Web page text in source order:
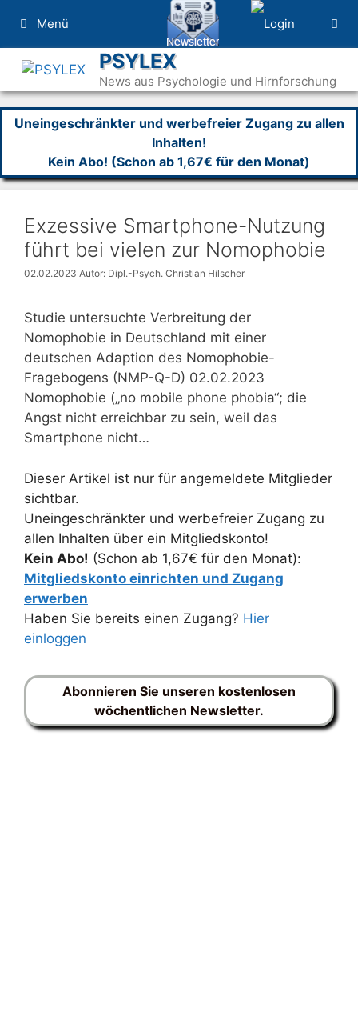
Inhalt
springen
Menü
PSYLEX
News aus Psychologie und Hirnforschung
Uneingeschränkter und werbefreier Zugang zu allen
Inhalten!
Kein Abo! (Schon ab 1,67€ für den Monat)
Exzessive Smartphone-Nutzung
führt bei vielen zur Nomophobie
02.02.2023 Autor: Dipl.-Psych. Christian Hilscher
Studie untersuchte Verbreitung der
Nomophobie in Deutschland mit einer
deutschen Adaption des Nomophobie-
Fragebogens (NMP-Q-D) 02.02.2023
Nomophobie („no mobile phone phobia“; die
Angst nicht erreichbar zu sein, weil das
Smartphone nicht…
Dieser Artikel ist nur für angemeldete Mitglieder
sichtbar.
Uneingeschränkter und werbefreier Zugang zu
allen Inhalten über ein Mitgliedskonto!
Kein Abo! (Schon ab 1,67€ für den Monat):
Mitgliedskonto einrichten und Zugang
erwerben
Haben Sie bereits einen Zugang? Hier
einloggen
Abonnieren Sie unseren kostenlosen
wöchentlichen Newsletter.